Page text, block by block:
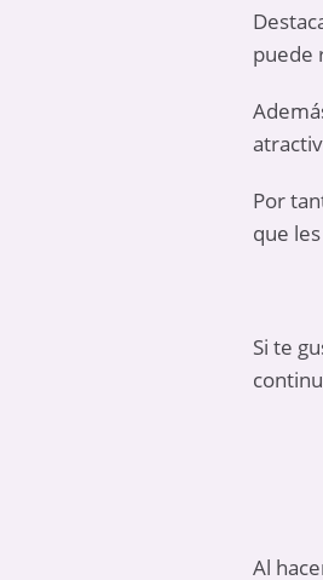
puede
Por
que
Si te
Al